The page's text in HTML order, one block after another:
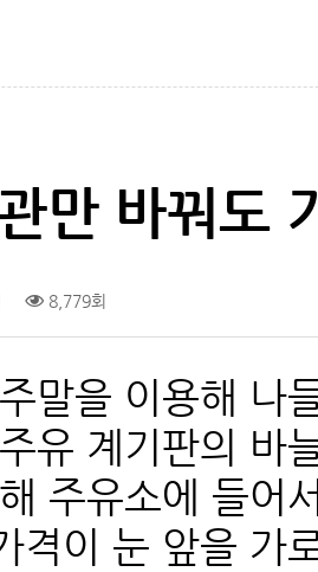
만 바꿔도
8,779회
말을 이용해 나
유 계기판의 바
주유소에 들어
격이 눈 앞을 가